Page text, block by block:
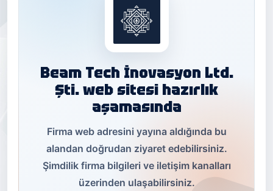
Beam Tech İnovasyon Ltd.
Şti. web sitesi hazırlık
aşamasında
Firma web adresini yayına aldığında bu
alandan doğrudan ziyaret edebilirsiniz.
Şimdilik firma bilgileri ve iletişim kanalları
üzerinden ulaşabilirsiniz.